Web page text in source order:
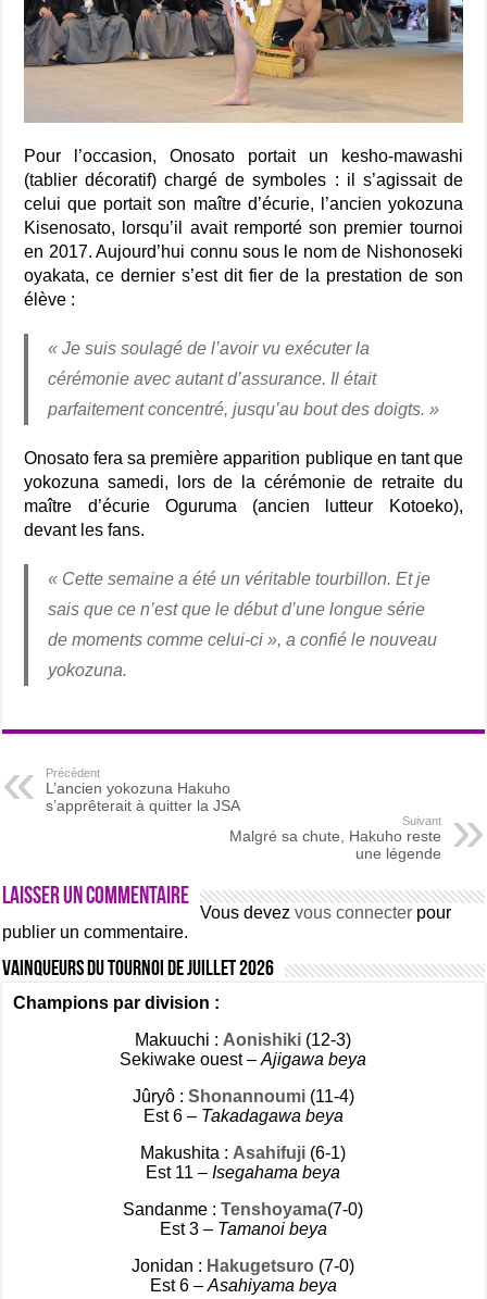
Pour l’occasion, Onosato portait un kesho-mawashi
(tablier décoratif) chargé de symboles : il s’agissait de
celui que portait son maître d’écurie, l’ancien yokozuna
Kisenosato, lorsqu’il avait remporté son premier tournoi
en 2017. Aujourd’hui connu sous le nom de Nishonoseki
oyakata, ce dernier s’est dit fier de la prestation de son
élève :
«Je suis soulagé de l’avoir vu exécuter la
cérémonie avec autant d’assurance. Il était
parfaitement concentré, jusqu’au bout des doigts. »
Onosato fera sa première apparition publique en tant que
yokozuna samedi, lors de la cérémonie de retraite du
maître d’écurie Oguruma (ancien lutteur Kotoeko),
devant les fans.
« Cette semaine a été un véritable tourbillon. Et je
sais que ce n’est que le début d’une longue série
de moments comme celui-ci », a confié le nouveau
yokozuna.
Précédent
L’ancien yokozuna Hakuho
s’apprêterait à quitter la JSA
Suivant
Malgré sa chute, Hakuho reste
une légende
Laisser un commentaire
Vous devezvous connecter pour
publier un commentaire.
Vainqueurs du tournoi de Juillet 2026
Champions par division :
Makuuchi : Aonishiki (12-3)
Sekiwake ouest –Ajigawa beya
Jûryô : Shonannoumi (11-4)
Est 6 – Takadagawa beya
Makushita : Asahifuji (6-1)
Est 11 –Isegahama beya
Sandanme :Tenshoyama(7-0)
Est 3 – Tamanoi beya
Jonidan : Hakugetsuro (7-0)
Est 6 – Asahiyama beya